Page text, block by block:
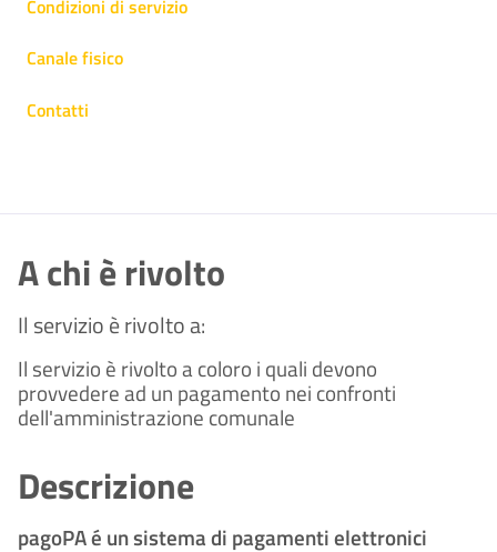
Condizioni di servizio
Canale fisico
Contatti
A chi è rivolto
Il servizio è rivolto a:
Il servizio è rivolto a coloro i quali devono
provvedere ad un pagamento nei confronti
dell'amministrazione comunale
Descrizione
pagoPA é un sistema di pagamenti elettronici